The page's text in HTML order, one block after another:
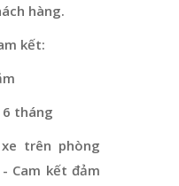
hàng.
kết:
6 tháng
trên phòng
Cam kết đảm